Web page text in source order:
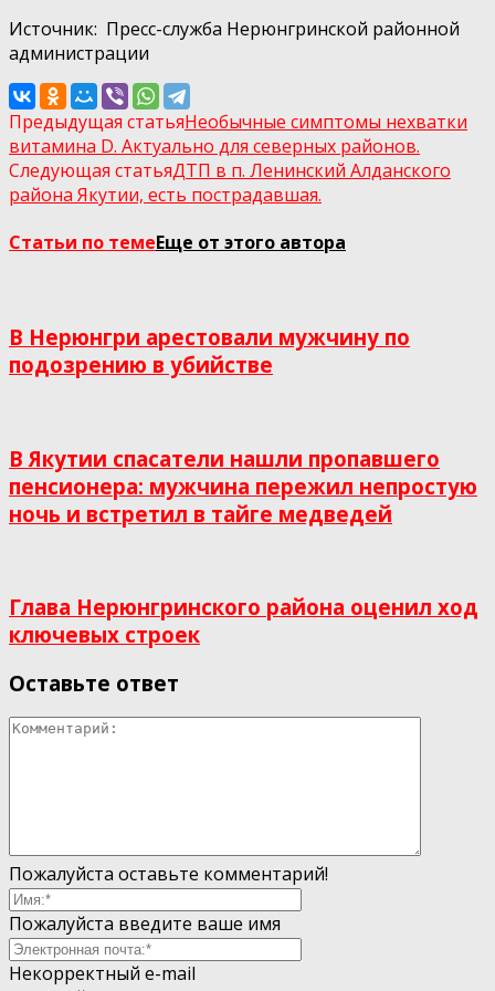
Источник: Пресс-служба Нерюнгринской районной
администрации
Предыдущая статьяНеобычные симптомы нехватки
витамина D. Актуально для северных районов.
Следующая статьяДТП в п. Ленинский Алданского
района Якутии, есть пострадавшая.
Статьи по темеЕще от этого автора
В Нерюнгри арестовали мужчину по
подозрению в убийстве
В Якутии спасатели нашли пропавшего
пенсионера: мужчина пережил непростую
ночь и встретил в тайге медведей
Глава Нерюнгринского района оценил ход
ключевых строек
Оставьте ответ
Пожалуйста оставьте комментарий!
Пожалуйста введите ваше имя
Некорректный e-mail